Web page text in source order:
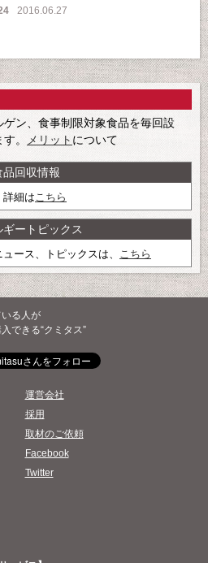
2016.06.27
ン、食事制限対象食品を毎回設
。
メリット について
品回収情報
詳細はこちら
ギートピックス
ース、トピックスは、 こちら
る人が
できる“クミタス”
運営会社
採用
取材のご依頼
Facebook
Twitter